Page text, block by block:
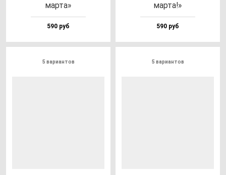
мар­та»
590 руб
мар­та!»
590 руб
5 вариантов 5 вариантов